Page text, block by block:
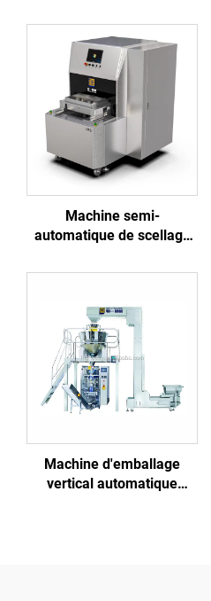
Machine semi-
automatique de scellage
aluminium pour aliments
légumes et viande
Machine d'emballage
vertical automatique